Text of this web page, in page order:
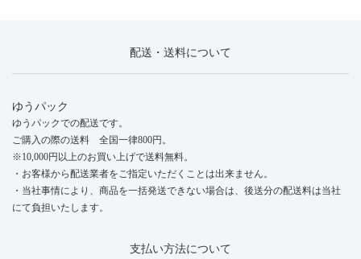
配送・送料について
ゆうパック
ゆうパックでの配送です。
ご購入の際の送料 全国一律800円。
※10,000円以上のお買い上げで送料無料。
・お客様から配送業者をご指定いただくことは出来ません。
・当社事情により、商品を一括発送できない場合は、後送分の配送料は当社
にて負担いたします。
支払い方法について